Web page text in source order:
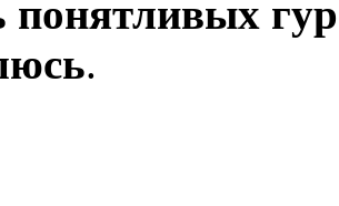
понятливых
.